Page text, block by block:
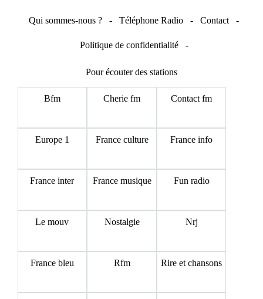
Qui sommes-nous ? - Téléphone Radio - Contact -
Politique de confidentialité -
Pour écouter des stations
Bfm Cherie fm Contact fm
Europe 1 France culture France info
France inter France musique Fun radio
Le mouv Nostalgie Nrj
France bleu Rfm Rire et chansons